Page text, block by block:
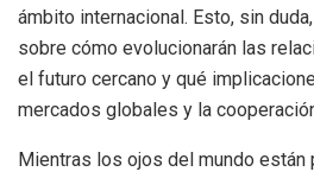
ámbito internacional. Esto, sin
sobre cómo evolucionarán las
el futuro cercano y qué
mercados globales y la
Mientras los ojos del mundo